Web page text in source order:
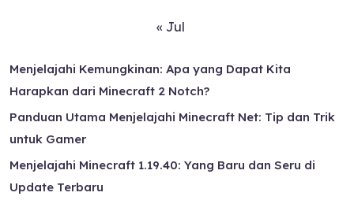
« Jul
Menjelajahi Kemungkinan: Apa yang Dapat Kita
Harapkan dari Minecraft 2 Notch?
Panduan Utama Menjelajahi Minecraft Net: Tip dan Trik
untuk Gamer
Menjelajahi Minecraft 1.19.40: Yang Baru dan Seru di
Update Terbaru